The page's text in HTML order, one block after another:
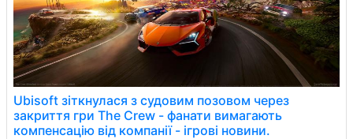
Ubisoft зіткнулася з судовим позовом через
закриття гри The Crew - фанати вимагають
компенсацію від компанії - ігрові новини.